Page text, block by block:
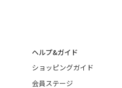
ヘルプ&ガイド
ショッピングガイド
会員ステージ